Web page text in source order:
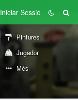
Iniciar Sessió
Pintures
Jugador
Més